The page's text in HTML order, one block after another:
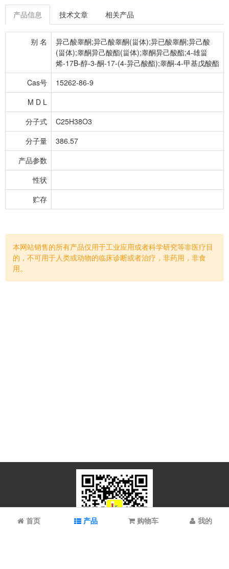
产品信息 技术文章 相关产品
别 名
异己酸睾酮;异己酸睾酮(甾体);异已酸睾酮;异己酸
(甾体);睾酮异己酸酯(甾体);睾酮异己酸酯;4-雄甾
烯-17Β-醇-3-酮-17-(4-异己酸酯);睾酮-4-甲基戊酸酯
Cas号
15262-86-9
M D L
分子式
C25H38O3
分子量
386.57
产品参数
性状
贮存
本网站销售的所有产品仅用于工业应用或者科学研究等非医疗目
的，不可用于人类或动物的临床诊断或者治疗，非药用，非食
用。
首页 产品 购物车 我的